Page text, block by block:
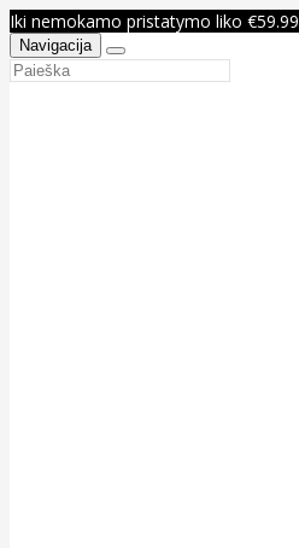
Iki nemokamo pristatymo liko €59.99
Navigacija